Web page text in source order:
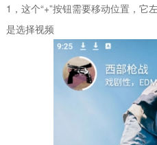
1，这个“+”按钮需要移动位置，它
是选择视频